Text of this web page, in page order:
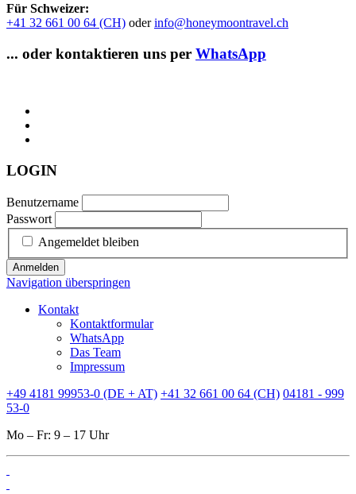
Für Schweizer:
+41 32 661 00 64 (CH) oderinfo@honeymoontravel.ch
... oder kontaktieren uns per WhatsApp
LOGIN
Benutzername
Passwort
Angemeldet bleiben
Anmelden
Navigation überspringen
Kontakt
Kontaktformular
WhatsApp
Das Team
Impressum
+49 4181 99953-0 (DE + AT) +41 32 661 00 64 (CH) 04181 - 999
53-0
Mo – Fr: 9 – 17 Uhr